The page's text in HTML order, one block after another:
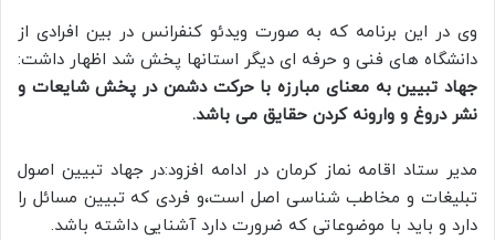
وی در این برنامه که به صورت ویدئو کنفرانس در بین افرادی از
دانشگاه های فنی و حرفه ای دیگر استانها پخش شد اظهار داشت:
جهاد تبیین به معنای مبارزه با حرکت دشمن در پخش شایعات و
نشر دروغ و وارونه کردن حقایق می باشد.
مدیر ستاد اقامه نماز کرمان در ادامه افزود:در جهاد تبیین اصول
تبلیغات و مخاطب شناسی اصل است،و فردی که تبیین مسائل را
دارد و باید با موضوعاتی که ضرورت دارد آشنایی داشته باشد.